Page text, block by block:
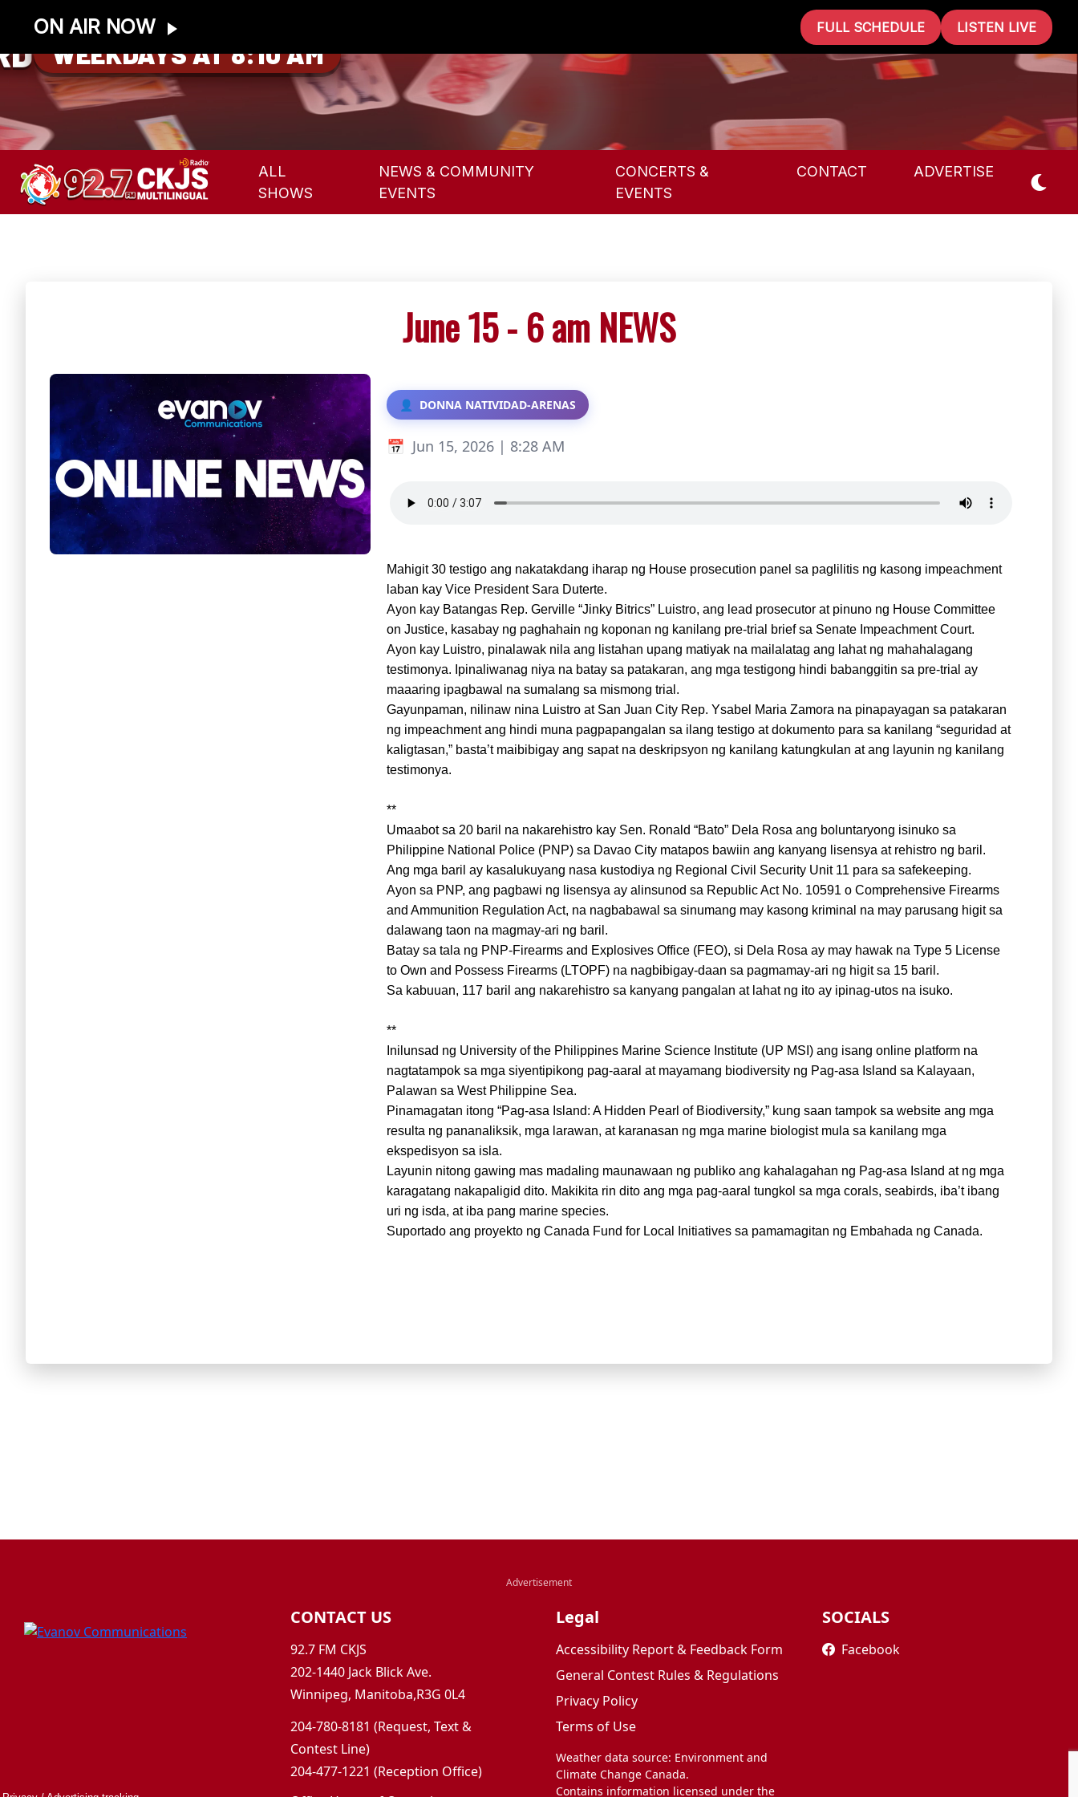
ON AIR NOW FULL SCHEDULE LISTEN LIVE
WEEKDAYS AT 8:10 AM
ALL
SHOWS
NEWS & COMMUNITY
EVENTS
CONCERTS &
EVENTS
CONTACT ADVERTISE
June 15 - 6 am NEWS
DONNA NATIVIDAD-ARENAS
Jun 15, 2026 | 8:28 AM
Mahigit 30 testigo ang nakatakdang iharap ng House prosecution panel sa paglilitis ng kasong impeachment
laban kay Vice President Sara Duterte.
Ayon kay Batangas Rep. Gerville “Jinky Bitrics” Luistro, ang lead prosecutor at pinuno ng House Committee
on Justice, kasabay ng paghahain ng koponan ng kanilang pre-trial brief sa Senate Impeachment Court.
Ayon kay Luistro, pinalawak nila ang listahan upang matiyak na mailalatag ang lahat ng mahahalagang
testimonya. Ipinaliwanag niya na batay sa patakaran, ang mga testigong hindi babanggitin sa pre-trial ay
maaaring ipagbawal na sumalang sa mismong trial.
Gayunpaman, nilinaw nina Luistro at San Juan City Rep. Ysabel Maria Zamora na pinapayagan sa patakaran
ng impeachment ang hindi muna pagpapangalan sa ilang testigo at dokumento para sa kanilang “seguridad at
kaligtasan,” basta’t maibibigay ang sapat na deskripsyon ng kanilang katungkulan at ang layunin ng kanilang
testimonya.
**
Umaabot sa 20 baril na nakarehistro kay Sen. Ronald “Bato” Dela Rosa ang boluntaryong isinuko sa
Philippine National Police (PNP) sa Davao City matapos bawiin ang kanyang lisensya at rehistro ng baril.
Ang mga baril ay kasalukuyang nasa kustodiya ng Regional Civil Security Unit 11 para sa safekeeping.
Ayon sa PNP, ang pagbawi ng lisensya ay alinsunod sa Republic Act No. 10591 o Comprehensive Firearms
and Ammunition Regulation Act, na nagbabawal sa sinumang may kasong kriminal na may parusang higit sa
dalawang taon na magmay-ari ng baril.
Batay sa tala ng PNP-Firearms and Explosives Office (FEO), si Dela Rosa ay may hawak na Type 5 License
to Own and Possess Firearms (LTOPF) na nagbibigay-daan sa pagmamay-ari ng higit sa 15 baril.
Sa kabuuan, 117 baril ang nakarehistro sa kanyang pangalan at lahat ng ito ay ipinag-utos na isuko.
**
Inilunsad ng University of the Philippines Marine Science Institute (UP MSI) ang isang online platform na
nagtatampok sa mga siyentipikong pag-aaral at mayamang biodiversity ng Pag-asa Island sa Kalayaan,
Palawan sa West Philippine Sea.
Pinamagatan itong “Pag-asa Island: A Hidden Pearl of Biodiversity,” kung saan tampok sa website ang mga
resulta ng pananaliksik, mga larawan, at karanasan ng mga marine biologist mula sa kanilang mga
ekspedisyon sa isla.
Layunin nitong gawing mas madaling maunawaan ng publiko ang kahalagahan ng Pag-asa Island at ng mga
karagatang nakapaligid dito. Makikita rin dito ang mga pag-aaral tungkol sa mga corals, seabirds, iba’t ibang
uri ng isda, at iba pang marine species.
Suportado ang proyekto ng Canada Fund for Local Initiatives sa pamamagitan ng Embahada ng Canada.
CONTACT US
92.7 FM CKJS
202-1440 Jack Blick Ave.
Winnipeg, Manitoba,R3G 0L4
204-780-8181 (Request, Text &
Contest Line)
204-477-1221 (Reception Office)
Legal
Accessibility Report & Feedback Form
General Contest Rules & Regulations
Privacy Policy
Terms of Use
Weather data source: Environment and
Climate Change Canada.
Contains information licensed under the
SOCIALS
Facebook